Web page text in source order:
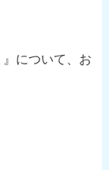
』について、お